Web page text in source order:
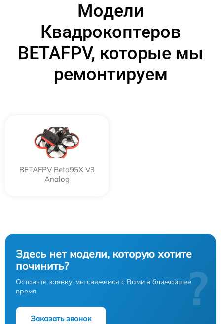
Модели
Квадрокоптеров
BETAFPV, которые мы
ремонтируем
BETAFPV Beta95X V3
Analog
Здесь нет модели, которую хотите
починить?
Оставьте заявку, мы свяжемся с Вами в ближайшее
время
Заказать звонок
?